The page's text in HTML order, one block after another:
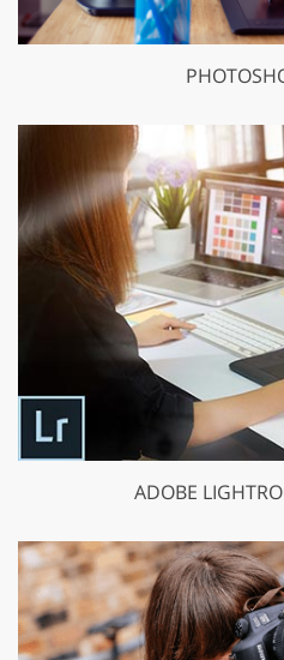
ADOBE